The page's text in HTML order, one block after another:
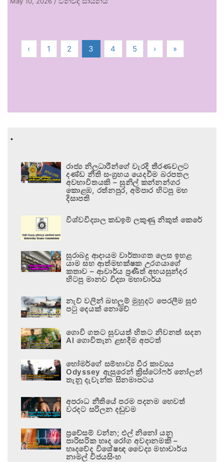
‹ 1 2 3 4 5 › »
.
රාජ්‍ය නිලධාරීන්ගේ වැරදි තීරණවලට
දණ්ඩ නීති සංග්‍රහය යෙදවීම බරපතල
අවභාවිතයකි – සුනිල් කන්නන්ගර
කොළඹ, රත්නපුර, අම්පාර හිටපු මහ
දිසාපති
විශ්වවිද්‍යාල කඩඉම් ලකුණු නිකුත් කෙරේ
සුරාබදු ආදායම වාර්තාගත ලෙස ඉහළ
යාම සහ ආත්මභක්ෂක උරගයාගේ
කතාව – ආචාර්ය ප්‍රණීත් අභයසුන්දර
හිටපු මානව විද්‍යා මහාචාර්ය
නැව් වලින් බහලුම් මුහුදට පෙරලීම සුළු
පටු දෙයක් නොවේ
ගොවි ගතට සුවයත් හිතට නිවනත් සදන
AI ගොවිතැන ළඟදීම අපටත්
හෝමර්ගේ සම්භාව්‍ය වීර කාව්‍යය
Odyssey ඇසුරෙන් ක්‍රිස්ටෝෆර් නෝලන්
තැනූ දැවැන්ත සිනමාපටය
අපරාධ නීතියේ පරම පදනම හෙවත්
වරදට සරිලන දඬුවම
ප්‍රවේසම් වන්න; එල් නිනෝ යනු
පාරිසරික හෘද රෝග අවදානමකි –
හෘදවේද විශේෂඥ වෛද්‍ය මහාචාර්ය
නාමල් විජයසිංහ